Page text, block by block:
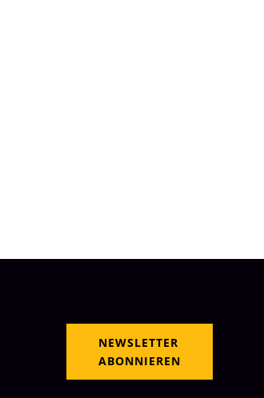
NEWSLETTER
ABONNIEREN